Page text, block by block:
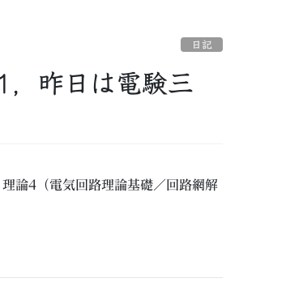
日記
，昨日は電験三
論4（電気回路理論基礎／回路網解